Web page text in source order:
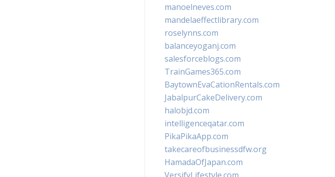
manoelneves.com
mandelaeffectlibrary.com
roselynns.com
balanceyoganj.com
salesforceblogs.com
TrainGames365.com
BaytownEvaCationRentals.com
JabalpurCakeDelivery.com
halobjd.com
intelligenceqatar.com
PikaPikaApp.com
takecareofbusinessdfw.org
HamadaOfJapan.com